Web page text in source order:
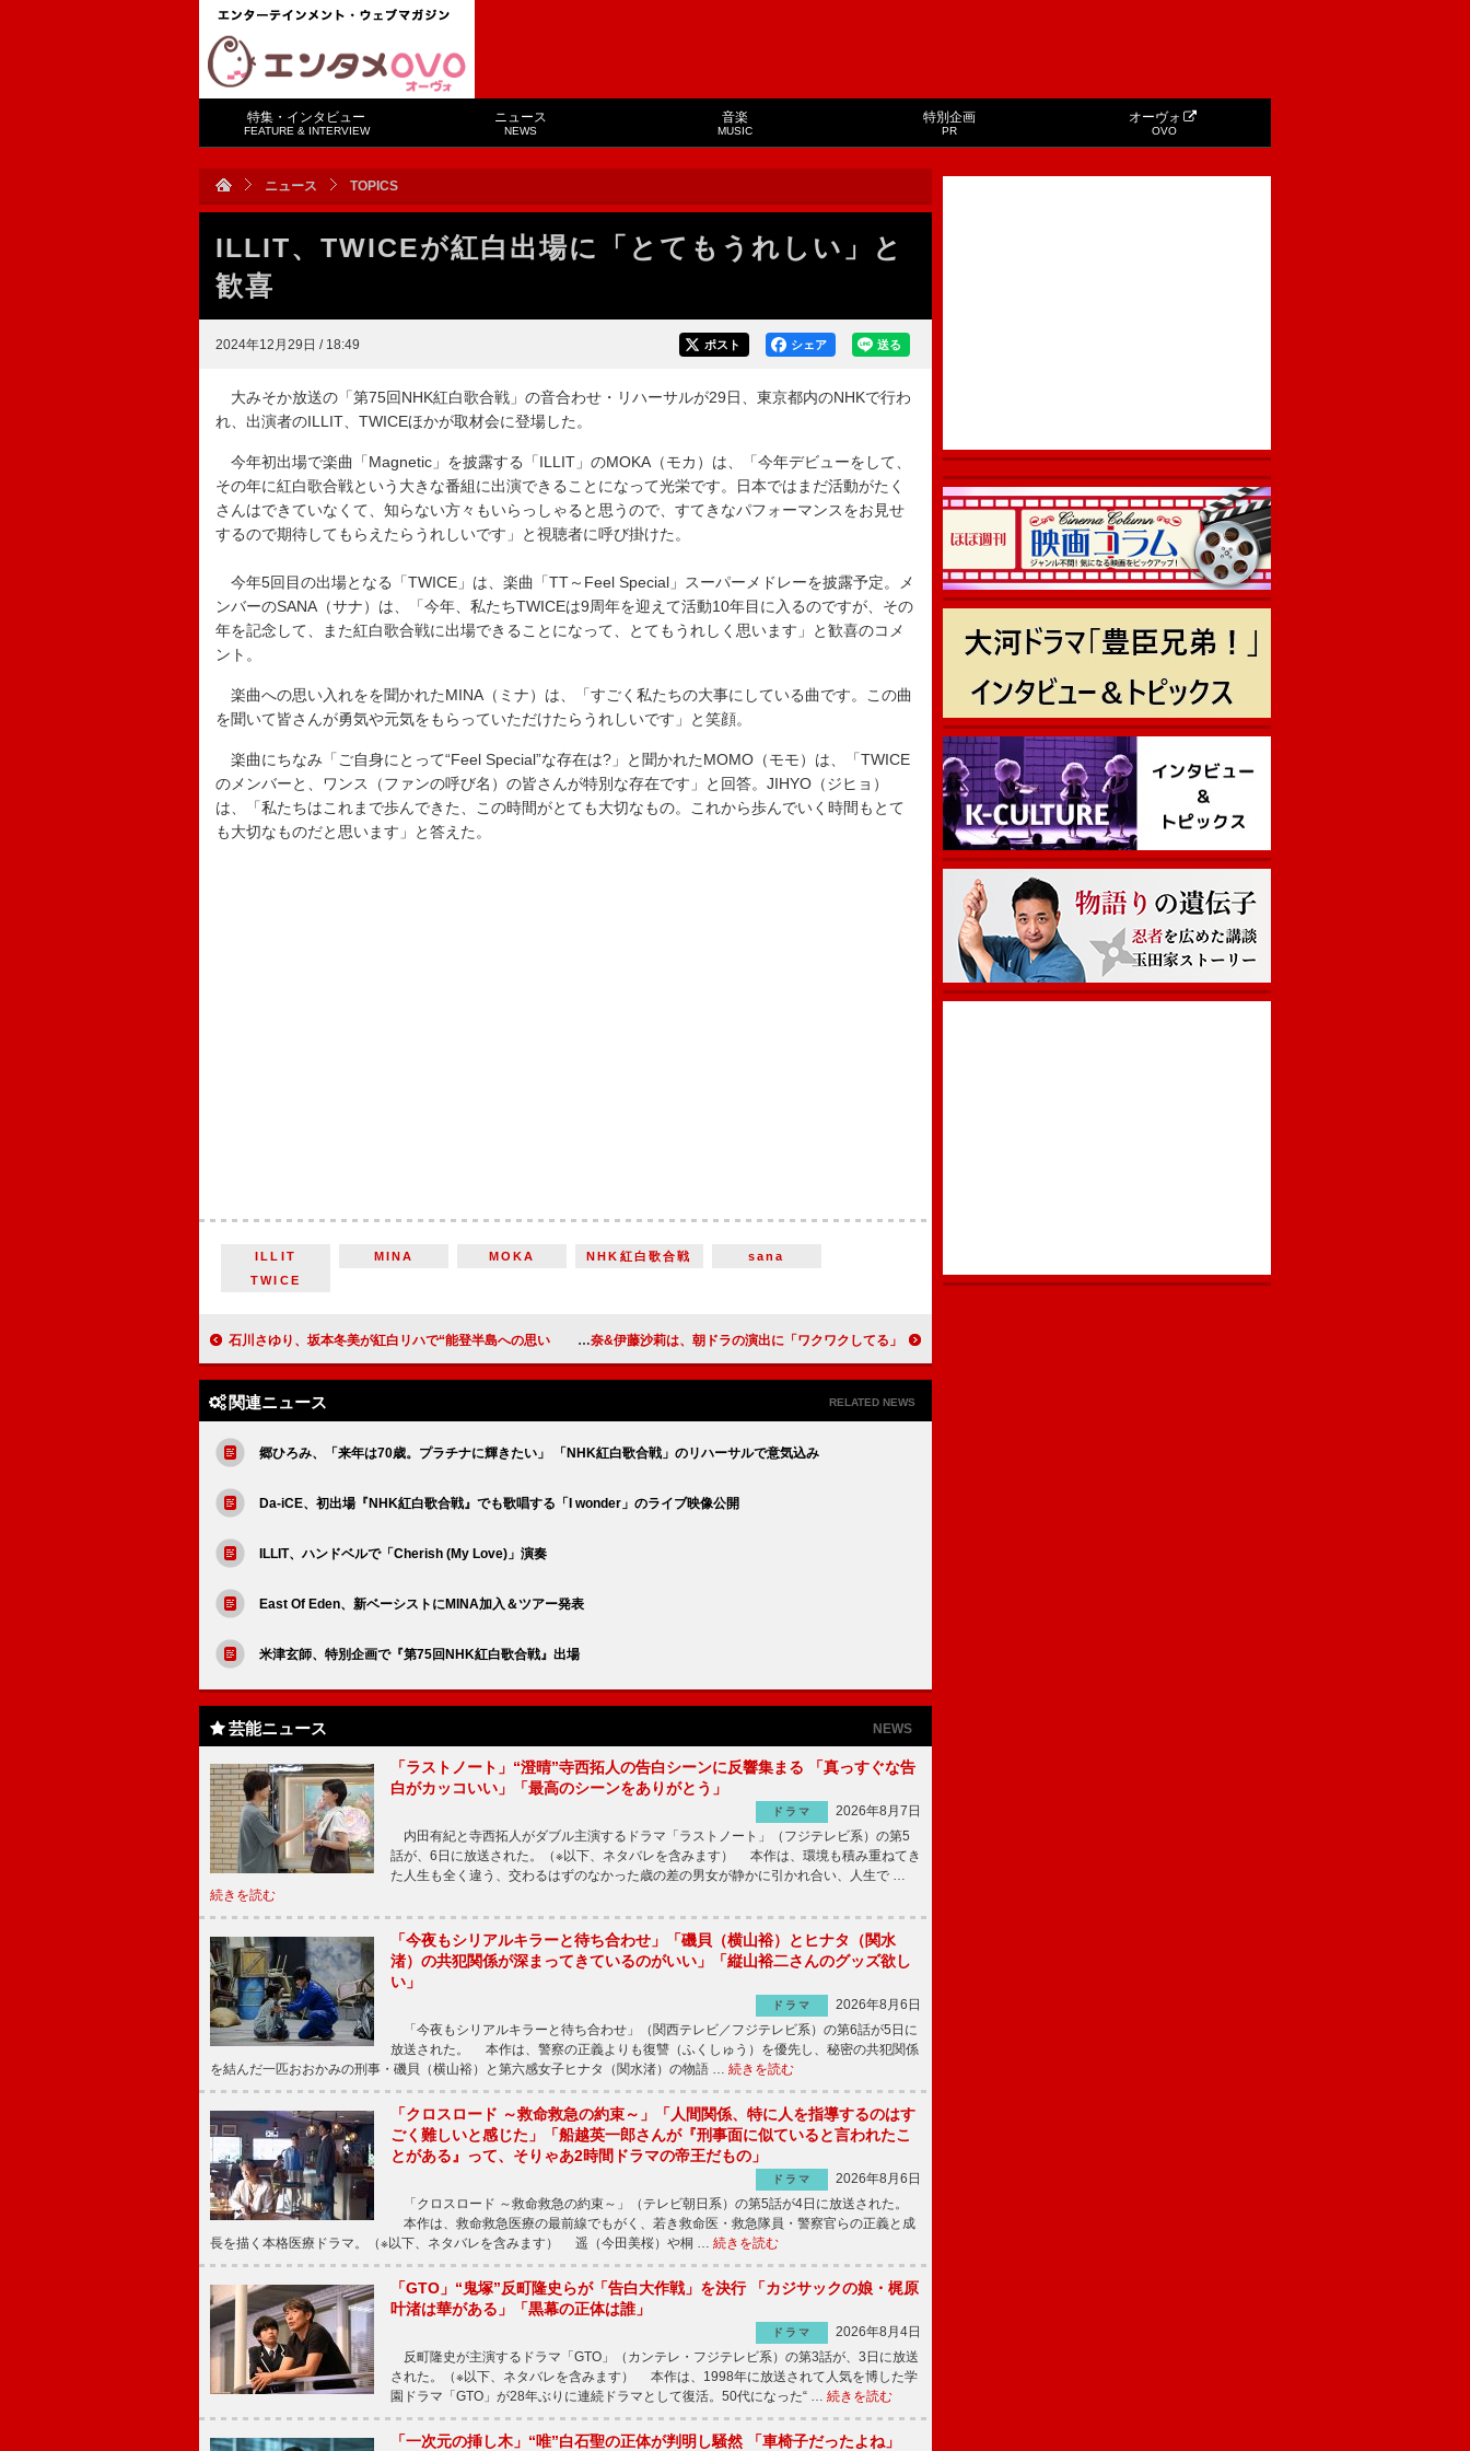
特集・インタビュー
FEATURE & INTERVIEW
ニュース
NEWS
音楽
MUSIC
特別企画
PR
オーヴォ
OVO
ニュース TOPICS
ILLIT、TWICEが紅白出場に「とてもうれしい」と
歓喜
2024年12月29日 / 18:49 送る
シェア
ポスト
大みそか放送の「第75回NHK紅白歌合戦」の音合わせ・リハーサルが29日、東京都内のNHKで行わ
れ、出演者のILLIT、TWICEほかが取材会に登場した。
今年初出場で楽曲「Magnetic」を披露する「ILLIT」のMOKA（モカ）は、「今年デビューをして、
その年に紅白歌合戦という大きな番組に出演できることになって光栄です。日本ではまだ活動がたく
さんはできていなくて、知らない方々もいらっしゃると思うので、すてきなパフォーマンスをお見せ
するので期待してもらえたらうれしいです」と視聴者に呼び掛けた。
今年5回目の出場となる「TWICE」は、楽曲「TT～Feel Special」スーパーメドレーを披露予定。メ
ンバーのSANA（サナ）は、「今年、私たちTWICEは9周年を迎えて活動10年目に入るのですが、その
年を記念して、また紅白歌合戦に出場できることになって、とてもうれしく思います」と歓喜のコメ
ント。
楽曲への思い入れをを聞かれたMINA（ミナ）は、「すごく私たちの大事にしている曲です。この曲
を聞いて皆さんが勇気や元気をもらっていただけたらうれしいです」と笑顔。
楽曲にちなみ「ご自身にとって“Feel Special”な存在は?」と聞かれたMOMO（モモ）は、「TWICE
のメンバーと、ワンス（ファンの呼び名）の皆さんが特別な存在です」と回答。JIHYO（ジヒョ）
は、「私たちはこれまで歩んできた、この時間がとても大切なもの。これから歩んでいく時間もとて
も大切なものだと思います」と答えた。
ILLIT MINA MOKA NHK紅白歌合戦
sana
TWICE
石川さゆり、坂本冬美が紅白リハで“能登半島への思い 有吉弘行、紅白司会は「初めて子どもに見せたいと思う仕事」 橋本環奈&伊藤沙莉は、朝ドラの演出に「ワクワクしてる」
関連ニュース RELATED NEWS
郷ひろみ、「来年は70歳。プラチナに輝きたい」 「NHK紅白歌合戦」のリハーサルで意気込み
Da-iCE、初出場『NHK紅白歌合戦』でも歌唱する「I wonder」のライブ映像公開
ILLIT、ハンドベルで「Cherish (My Love)」演奏
East Of Eden、新ベーシストにMINA加入＆ツアー発表
米津玄師、特別企画で『第75回NHK紅白歌合戦』出場
芸能ニュース NEWS
「ラストノート」“澄晴”寺西拓人の告白シーンに反響集まる 「真っすぐな告
白がカッコいい」「最高のシーンをありがとう」
ドラマ
2026年8月7日
内田有紀と寺西拓人がダブル主演するドラマ「ラストノート」（フジテレビ系）の第5
話が、6日に放送された。（※以下、ネタバレを含みます） 本作は、環境も積み重ねてき
た人生も全く違う、交わるはずのなかった歳の差の男女が静かに引かれ合い、人生で …
続きを読む
「今夜もシリアルキラーと待ち合わせ」「磯貝（横山裕）とヒナタ（関水
渚）の共犯関係が深まってきているのがいい」「縦山裕二さんのグッズ欲し
い」
ドラマ
2026年8月6日
「今夜もシリアルキラーと待ち合わせ」（関西テレビ／フジテレビ系）の第6話が5日に
放送された。 本作は、警察の正義よりも復讐（ふくしゅう）を優先し、秘密の共犯関係
を結んだ一匹おおかみの刑事・磯貝（横山裕）と第六感女子ヒナタ（関水渚）の物語 … 続きを読む
「クロスロード ～救命救急の約束～」「人間関係、特に人を指導するのはす
ごく難しいと感じた」「船越英一郎さんが『刑事面に似ていると言われたこ
とがある』って、そりゃあ2時間ドラマの帝王だもの」
ドラマ
2026年8月6日
「クロスロード ～救命救急の約束～」（テレビ朝日系）の第5話が4日に放送された。
本作は、救命救急医療の最前線でもがく、若き救命医・救急隊員・警察官らの正義と成
長を描く本格医療ドラマ。（※以下、ネタバレを含みます） 遥（今田美桜）や桐 … 続きを読む
「GTO」“鬼塚”反町隆史らが「告白大作戦」を決行 「カジサックの娘・梶原
叶渚は華がある」「黒幕の正体は誰」
ドラマ
2026年8月4日
反町隆史が主演するドラマ「GTO」（カンテレ・フジテレビ系）の第3話が、3日に放送
された。（※以下、ネタバレを含みます） 本作は、1998年に放送されて人気を博した学
園ドラマ「GTO」が28年ぶりに連続ドラマとして復活。50代になった“ … 続きを読む
「一次元の挿し木」“唯”白石聖の正体が判明し騒然 「車椅子だったよね」